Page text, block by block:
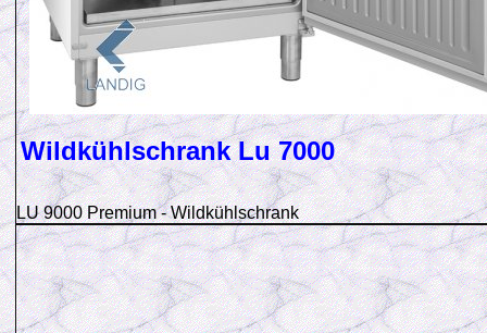
Wildkühlschrank Lu 7000
LU 9000 Premium - Wildkühlschrank